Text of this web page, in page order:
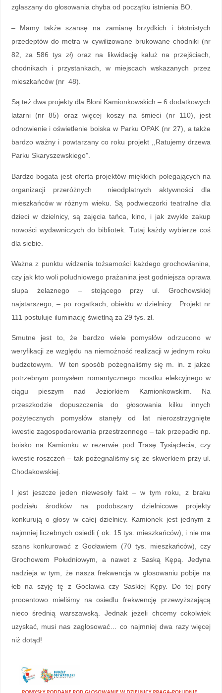
zgłaszany do głosowania chyba od początku istnienia BO.
– Mamy także szansę na zamianę brzydkich i błotnistych
przedeptów do metra w cywilizowane brukowane chodniki (nr
82, za 586 tys zł) oraz na likwidację kałuż na przejściach,
chodnikach i przystankach, w miejscach wskazanych przez
mieszkańców (nr 48).
Są też dwa projekty dla Błoni Kamionkowskich – 6 dodatkowych
latarni (nr 85) oraz więcej koszy na śmieci (nr 110), jest
odnowienie i oświetlenie boiska w Parku OPAK (nr 27), a także
bardzo ważny i powtarzany co roku projekt ,,Ratujemy drzewa
Parku Skaryszewskiego”.
Bardzo bogata jest oferta projektów miękkich polegających na
organizacji przeróżnych nieodpłatnych aktywności dla
mieszkańców w różnym wieku. Są podwieczorki teatralne dla
dzieci w dzielnicy, są zajęcia tańca, kino, i jak zwykle zakup
nowości wydawniczych do bibliotek. Tutaj każdy wybierze coś
dla siebie.
Ważna z punktu widzenia tożsamości każdego grochowianina,
czy jak kto woli południowego prażanina jest godniejsza oprawa
słupa żelaznego – stojącego przy ul. Grochowskiej
najstarszego, – po rogatkach, obiektu w dzielnicy. Projekt nr
111 postuluje iluminację świetlną za 29 tys. zł.
Smutne jest to, że bardzo wiele pomysłów odrzucono w
weryfikacji ze względu na niemożność realizacji w jednym roku
budżetowym. W ten sposób pożegnaliśmy się m. in. z jakże
potrzebnym pomysłem romantycznego mostku elekcyjnego w
ciągu pieszym nad Jeziorkiem Kamionkowskim. Na
przeszkodzie dopuszczenia do głosowania kilku innych
pożytecznych pomysłów stanęły od lat nierozstrzygnięte
kwestie zagospodarowania przestrzennego – tak przepadło np.
boisko na Kamionku w rezerwie pod Trasę Tysiąclecia, czy
kwestie roszczeń – tak pożegnaliśmy się ze skwerkiem przy ul.
Chodakowskiej.
I jest jeszcze jeden niewesoły fakt – w tym roku, z braku
podziału środków na podobszary dzielnicowe projekty
konkurują o głosy w całej dzielnicy. Kamionek jest jednym z
najmniej liczebnych osiedli ( ok. 15 tys. mieszkańców), i nie ma
szans konkurować z Gocławiem (70 tys. mieszkańców), czy
Grochowem Południowym, a nawet z Saską Kępą. Jedyna
nadzieja w tym, że nasza frekwencja w głosowaniu pobije na
łeb na szyję tę z Gocławia czy Saskiej Kępy. Do tej pory
procentowo mieliśmy na osiedlu frekwencję przewyższającą
nieco średnią warszawską. Jednak jeżeli chcemy cokolwiek
uzyskać, musi nas zagłosować… co najmniej dwa razy więcej
niż dotąd!